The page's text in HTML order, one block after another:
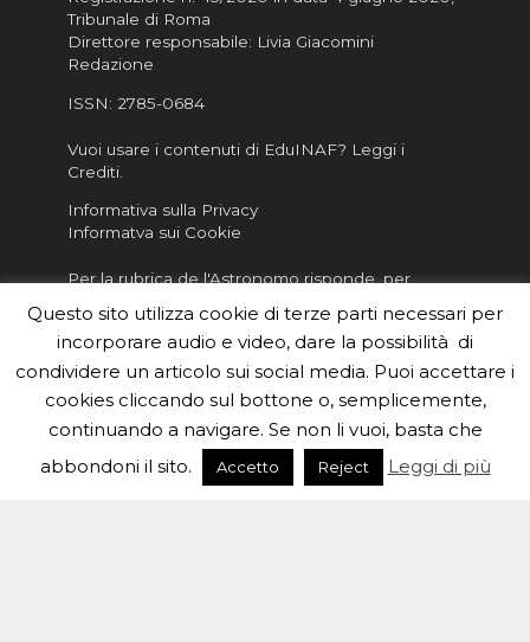
Tribunale di Roma
Direttore responsabile: Livia Giacomini
Redazione
ISSN: 2785-0684
Vuoi usare i contenuti di EduINAF? Leggi i
Crediti.
Informativa sulla Privacy
Informatva sui Cookie
Per la rubrica de l'Astronomo risponde, per
redazione.edu [chiocciola] inaf.it oppurecompila
il form
Sei un insegnante? Scarica la nostra brochure
Questo sito utilizza cookie di terze parti necessari per
incorporare audio e video, dare la possibilità di
condividere un articolo sui social media. Puoi accettare i
cookies cliccando sul bottone o, semplicemente,
continuando a navigare. Se non li vuoi, basta che
abbondoni il sito.
Accetto Reject Leggi di più